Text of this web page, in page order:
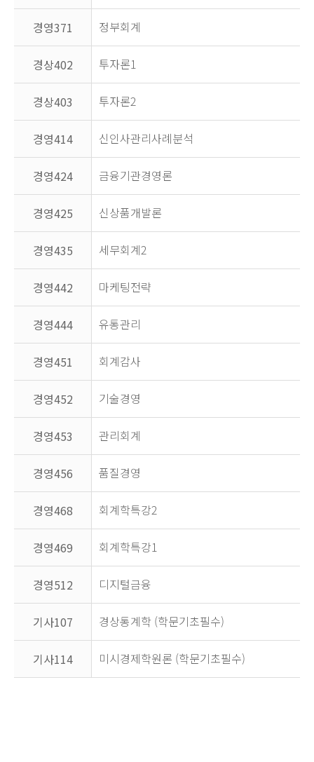
경영371 정부회계
경상402 투자론1
경상403 투자론2
경영414 신인사관리사례분석
경영424 금융기관경영론
경영425 신상품개발론
경영435 세무회계2
경영442 마케팅전략
경영444 유통관리
경영451 회계감사
경영452 기술경영
경영453 관리회계
경영456 품질경영
경영468 회계학특강2
경영469 회계학특강1
경영512 디지털금융
기사107 경상통계학 (학문기초필수)
기사114 미시경제학원론 (학문기초필수)